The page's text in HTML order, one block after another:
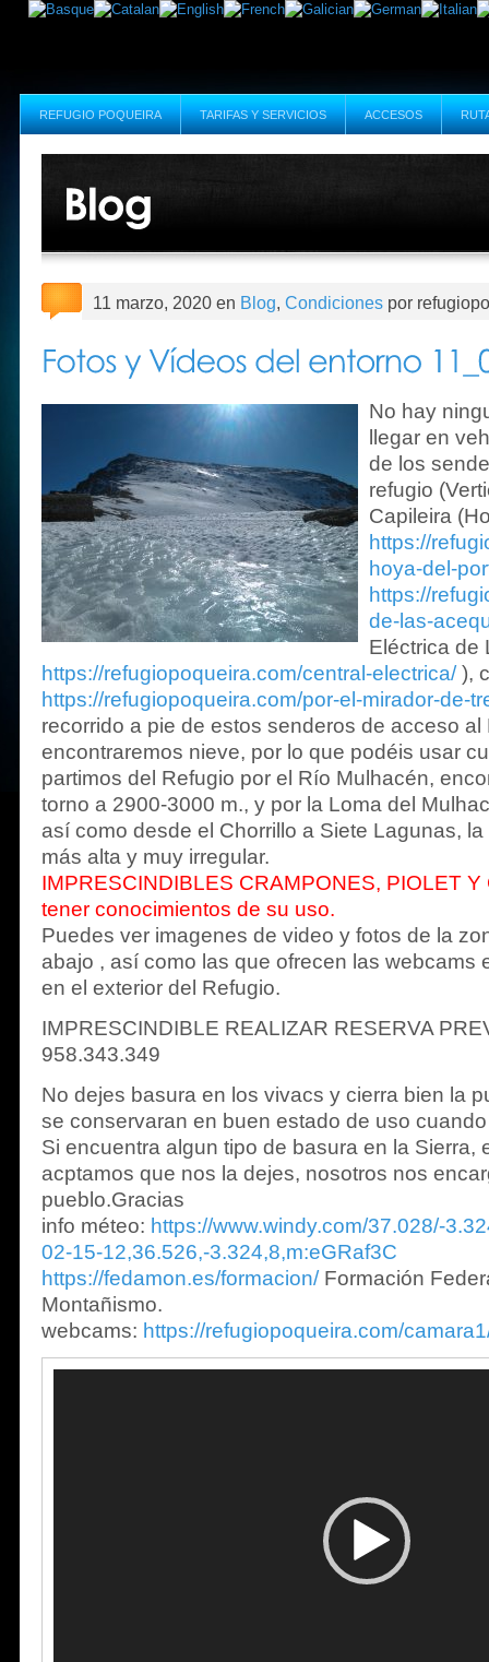
REFUGIO POQUEIRA TARIFAS Y SERVICIOS ACCESOS
11 marzo, 2020 en Blog, Condiciones por
No hay
llegar en
de los
refugio
Capileira
https://
hoya-del-
https://
de-las-
Eléctrica de
https://refugiopoqueira.com/central-electrica/),
https://refugiopoqueira.com/por-el-mirador-de-
recorrido a pie de estos senderos de acceso al
encontraremos nieve, por lo que podéis usar
partimos del Refugio por el Río Mulhacén,
torno a 2900-3000 m., y por la Loma del
así como desde el Chorrillo a Siete Lagunas,
más alta y muy irregular.
IMPRESCINDIBLES CRAMPONES, PIOLET
tener conocimientos de su uso.
Puedes ver imagenes de video y fotos de la
abajo , así como las que ofrecen las webcams
en el exterior del Refugio.
IMPRESCINDIBLE REALIZAR RESERVA
958.343.349
No dejes basura en los vivacs y cierra bien la
se conservaran en buen estado de uso
Si encuentra algun tipo de basura en la Sierra,
acptamos que nos la dejes, nosotros nos
pueblo.Gracias
info méteo: https://www.windy.com/37.028/-
02-15-12,36.526,-3.324,8,m:eGRaf3C
https://fedamon.es/formacion/Formación
Montañismo.
webcams: https://refugiopoqueira.com/